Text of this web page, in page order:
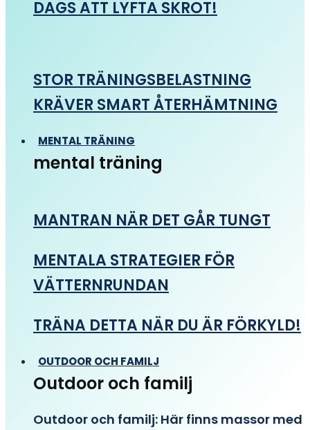
DAGS ATT LYFTA SKROT!
STOR TRÄNINGSBELASTNING
KRÄVER SMART ÅTERHÄMTNING
MENTAL TRÄNING
mental träning
MANTRAN NÄR DET GÅR TUNGT
MENTALA STRATEGIER FÖR
VÄTTERNRUNDAN
TRÄNA DETTA NÄR DU ÄR FÖRKYLD!
OUTDOOR OCH FAMILJ
Outdoor och familj
Outdoor och familj: Här finns massor med